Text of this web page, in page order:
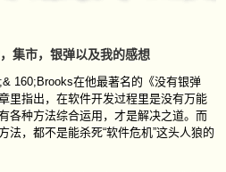
集市，银弹以及我的感想
160;Brooks在他最著名的《没有银弹
里指出，在软件开发过程里是没有万能
各种方法综合运用，才是解决之道。而
法，都不是能杀死“软件危机”这头人狼的